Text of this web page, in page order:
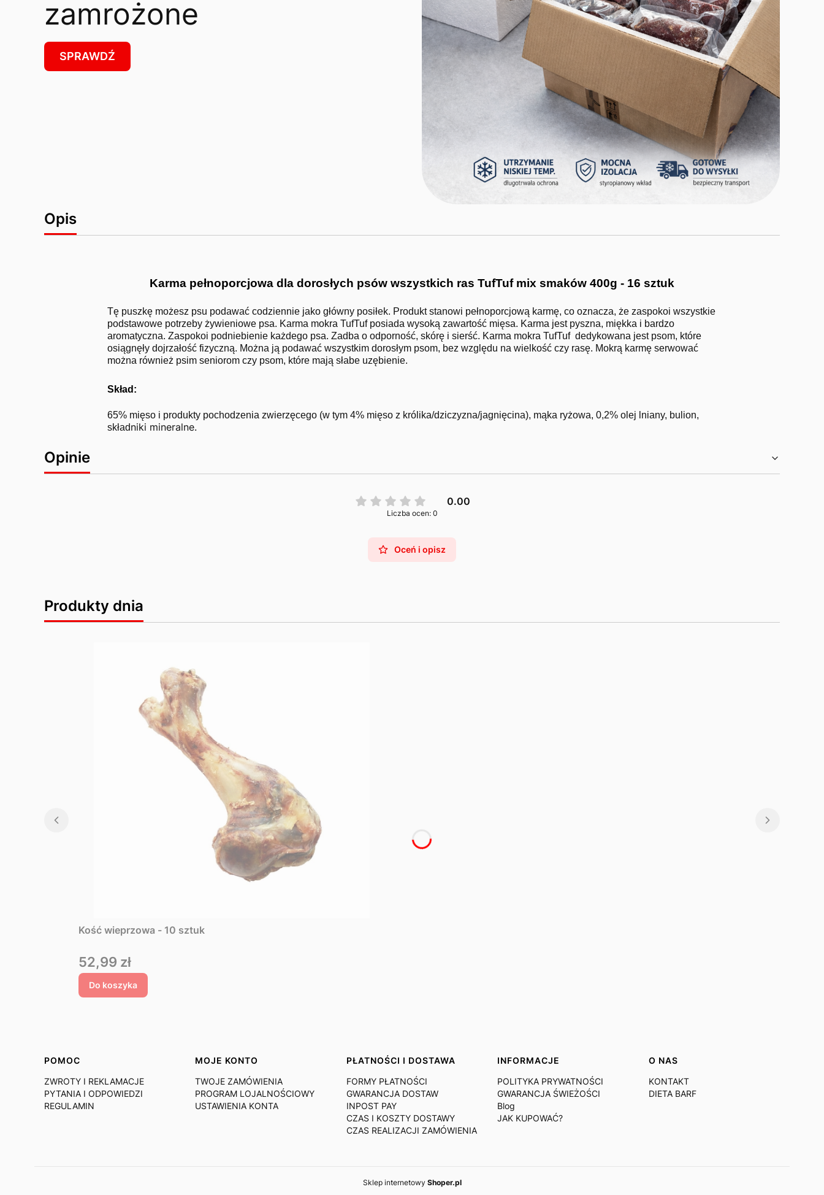
zamrożone
SPRAWDŹ
Opis
Karma pełnoporcjowa dla dorosłych psów wszystkich ras TufTuf mix smaków 400g - 16 sztuk
Tę puszkę możesz psu podawać codziennie jako główny posiłek. Produkt stanowi pełnoporcjową karmę, co oznacza, że zaspokoi wszystkie
podstawowe potrzeby żywieniowe psa. Karma mokra TufTuf posiada wysoką zawartość mięsa. Karma jest pyszna, miękka i bardzo
aromatyczna. Zaspokoi podniebienie każdego psa. Zadba o odporność, skórę i sierść. Karma mokra TufTuf dedykowana jest psom, które
osiągnęły dojrzałość fizyczną. Można ją podawać wszystkim dorosłym psom, bez względu na wielkość czy rasę. Mokrą karmę serwować
można również psim seniorom czy psom, które mają słabe uzębienie.
Skład:
65% mięso i produkty pochodzenia zwierzęcego (w tym 4% mięso z królika/dziczyzna/jagnięcina), mąka ryżowa, 0,2% olej lniany, bulion,
składniki mineralne.
Opinie
0.00
Liczba ocen: 0
Oceń i opisz
Produkty dnia
Kość wieprzowa - 10 sztuk
Cena
52,99 zł
Do koszyka
Linki w stopce
POMOC
ZWROTY I REKLAMACJE
PYTANIA I ODPOWIEDZI
REGULAMIN
MOJE KONTO
TWOJE ZAMÓWIENIA
PROGRAM LOJALNOŚCIOWY
USTAWIENIA KONTA
PŁATNOŚCI I DOSTAWA
FORMY PŁATNOŚCI
GWARANCJA DOSTAW
INPOST PAY
CZAS I KOSZTY DOSTAWY
CZAS REALIZACJI ZAMÓWIENIA
INFORMACJE
POLITYKA PRYWATNOŚCI
GWARANCJA ŚWIEŻOŚCI
Blog
JAK KUPOWAĆ?
O NAS
KONTAKT
DIETA BARF
Sklep internetowy Shoper.pl